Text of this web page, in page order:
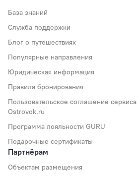
База знаний
Служба поддержки
Блог о путешествиях
Популярные направления
Юридическая информация
Правила бронирования
Пользовательское соглашение сервиса
Ostrovok.ru
Программа лояльности GURU
Подарочные сертификаты
Партнёрам
Объектам размещения